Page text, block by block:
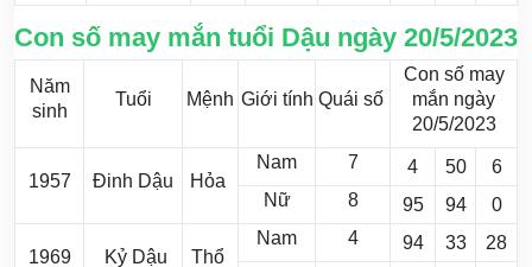
Con số may mắn tuổi Dậu ngày 20/5/2023
Năm
sinh
Tuổi Mệnh Giới tính Quái số
Con số may
mắn ngày
20/5/2023
1957 Đinh Dậu Hỏa
Nam 7 4 50
6
Nữ
8 95 94 0
1969 Kỷ Dậu Thổ
Nam 4 94 33
28